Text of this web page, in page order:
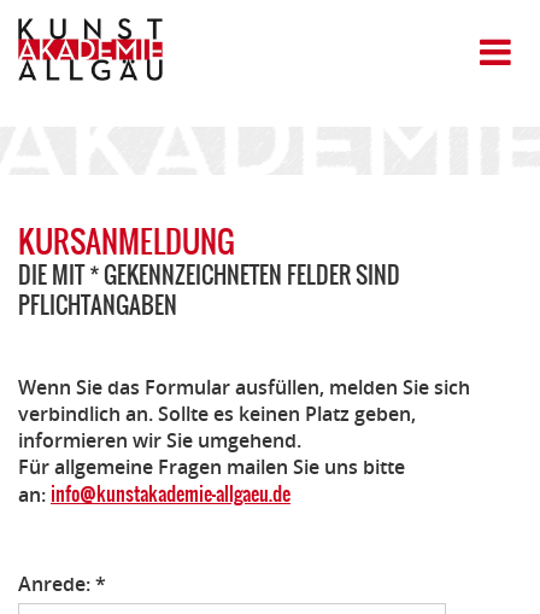
KURSANMELDUNG
DIE MIT * GEKENNZEICHNETEN FELDER SIND
PFLICHTANGABEN
Wenn Sie das Formular ausfüllen, melden Sie sich
verbindlich an. Sollte es keinen Platz geben,
informieren wir Sie umgehend.
Für allgemeine Fragen mailen Sie uns bitte
an: info@kunstakademie-allgaeu.de
Anrede: *